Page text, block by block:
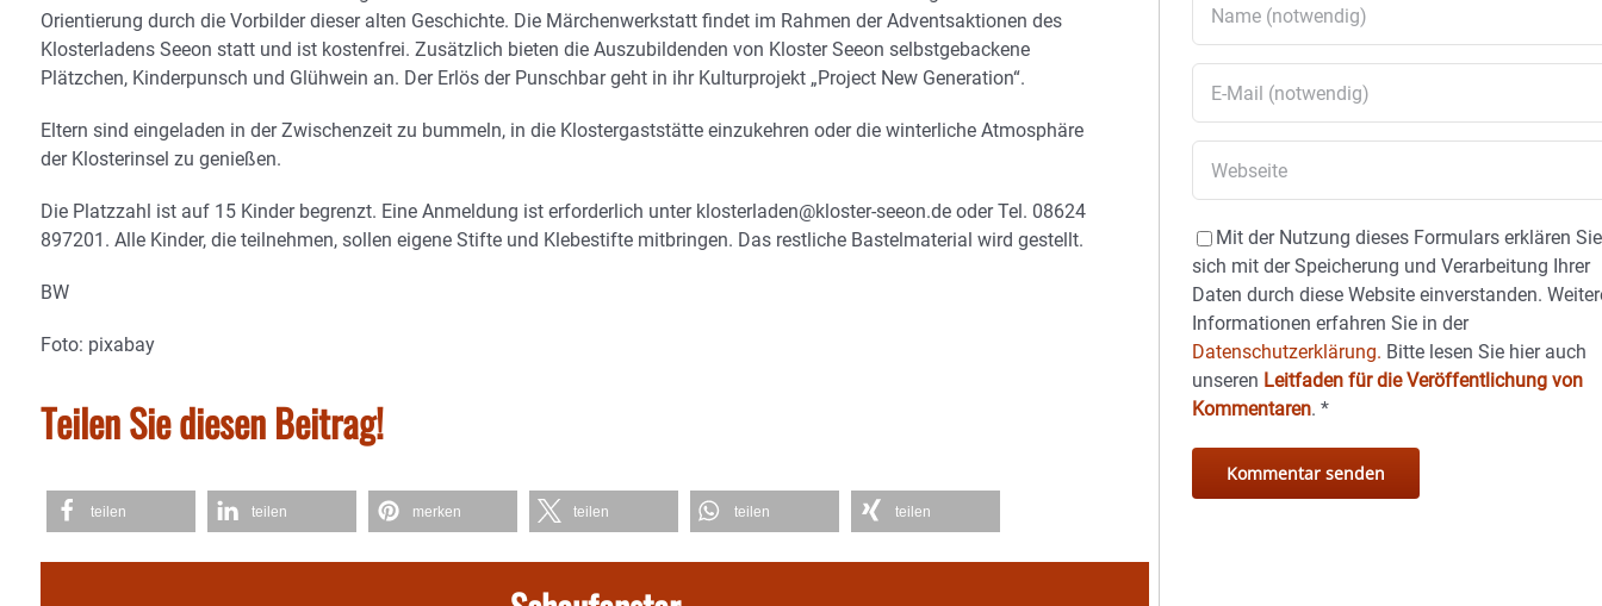
Orientierung durch die Vorbilder dieser alten Geschichte. Die Märchenwerkstatt findet im Rahmen der Adventsaktionen des
Klosterladens Seeon statt und ist kostenfrei. Zusätzlich bieten die Auszubildenden von Kloster Seeon selbstgebackene
Plätzchen, Kinderpunsch und Glühwein an. Der Erlös der Punschbar geht in ihr Kulturprojekt „Project New Generation“.
Eltern sind eingeladen in der Zwischenzeit zu bummeln, in die Klostergaststätte einzukehren oder die winterliche Atmosphäre
der Klosterinsel zu genießen.
Die Platzzahl ist auf 15 Kinder begrenzt. Eine Anmeldung ist erforderlich unter klosterladen@kloster-seeon.de oder Tel. 08624
897201. Alle Kinder, die teilnehmen, sollen eigene Stifte und Klebestifte mitbringen. Das restliche Bastelmaterial wird gestellt.
BW
Foto: pixabay
Teilen Sie diesen Beitrag!
teilen teilen merken teilen teilen teilen
Mit der Nutzung dieses Formulars erklären Sie
sich mit der Speicherung und Verarbeitung Ihrer
Daten durch diese Website einverstanden.
Informationen erfahren Sie in der
Datenschutzerklärung. Bitte lesen Sie hier auch
unseren Leitfaden für die Veröffentlichung von
Kommentaren.*